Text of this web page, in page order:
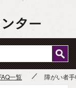
一覧 障がい者